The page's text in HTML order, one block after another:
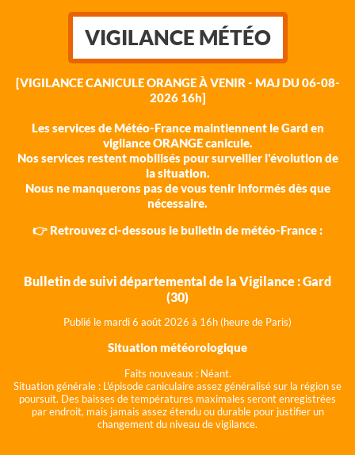
VIGILANCE MÉTÉO
[VIGILANCE CANICULE ORANGE À VENIR - MAJ DU 06-08-
2026 16h]
Les services de Météo-France maintiennent le Gard en
vigilance ORANGE canicule.
Nos services restent mobilisés pour surveiller l'évolution de
la situation.
Nous ne manquerons pas de vous tenir informés dès que
nécessaire.
👉 Retrouvez ci-dessous le bulletin de météo-France :
Bulletin de suivi départemental de la Vigilance : Gard
(30)
Publié le mardi 6 août 2026 à 16h (heure de Paris)
Situation météorologique
Faits nouveaux : Néant.
Situation générale : L'épisode caniculaire assez généralisé sur la région se
poursuit. Des baisses de températures maximales seront enregistrées
par endroit, mais jamais assez étendu ou durable pour justifier un
changement du niveau de vigilance.